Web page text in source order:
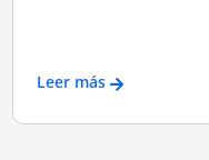
Leer más